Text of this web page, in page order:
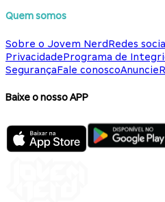
Quem somos
Sobre o Jovem NerdRedes
PrivacidadePrograma de
SegurançaFale conoscoAnuncie
Baixe o nosso APP